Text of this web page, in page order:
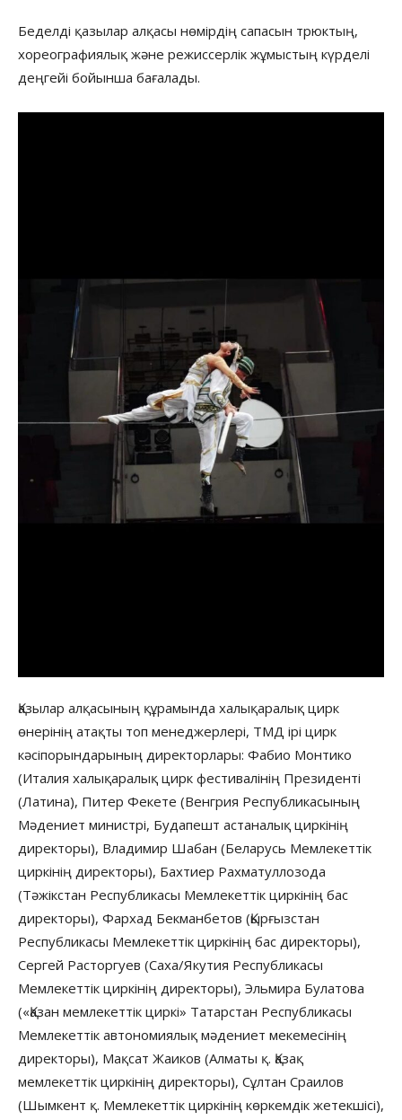
Беделді қазылар алқасы нөмірдің сапасын трюктың,
хореографиялық және режиссерлік жұмыстың күрделі
деңгейі бойынша бағалады.
Қазылар алқасының құрамында халықаралық цирк
өнерінің атақты топ менеджерлері, ТМД ірі цирк
кәсіпорындарының директорлары: Фабио Монтико
(Италия халықаралық цирк фестивалінің Президенті
(Латина), Питер Фекете (Венгрия Республикасының
Мәдениет министрі, Будапешт астаналық циркінің
директоры), Владимир Шабан (Беларусь Мемлекеттік
циркінің директоры), Бахтиер Рахматуллозода
(Тәжікстан Республикасы Мемлекеттік циркінің бас
директоры), Фархад Бекманбетов (Қырғызстан
Республикасы Мемлекеттік циркінің бас директоры),
Сергей Расторгуев (Саха/Якутия Республикасы
Мемлекеттік циркінің директоры), Эльмира Булатова
(«Қазан мемлекеттік циркі» Татарстан Республикасы
Мемлекеттік автономиялық мәдениет мекемесінің
директоры), Мақсат Жаиков (Алматы қ. Қазақ
мемлекеттік циркінің директоры), Сұлтан Сраилов
(Шымкент қ. Мемлекеттік циркінің көркемдік жетекшісі),